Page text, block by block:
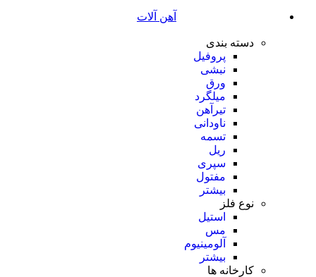
آهن آلات
دسته بندی
پروفیل
نبشی
ورق
میلگرد
تیرآهن
ناودانی
تسمه
ریل
سپری
مفتول
بیشتر
نوع فلز
استیل
مس
آلومینیوم
بیشتر
کارخانه ها